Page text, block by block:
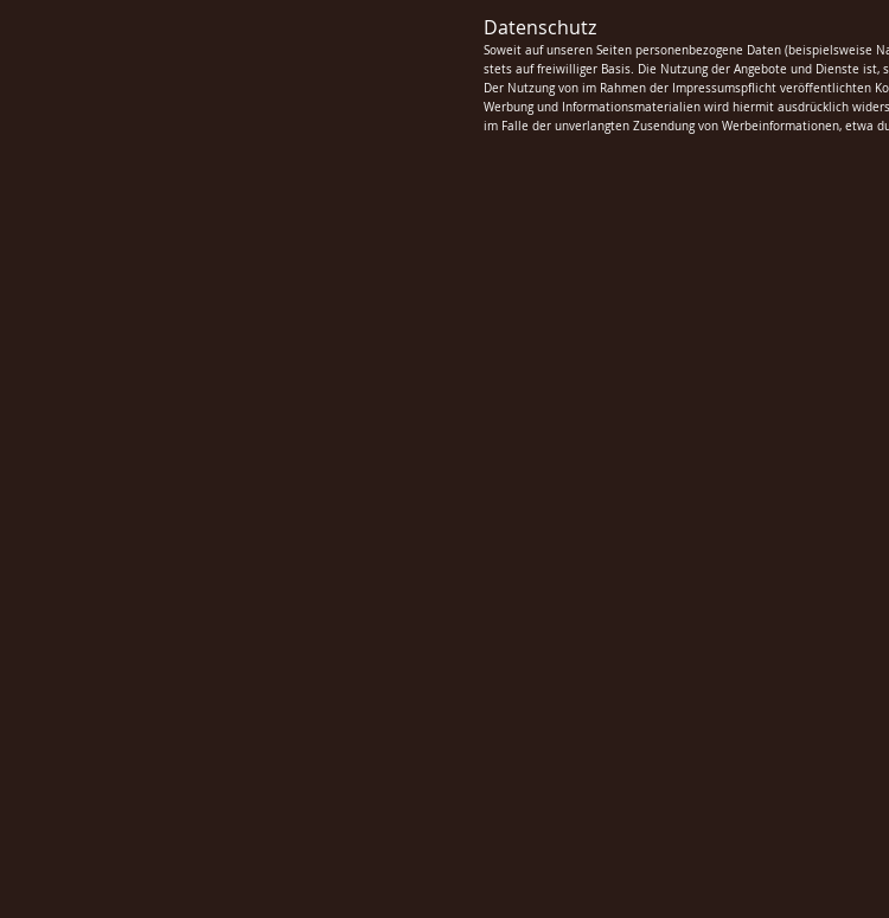
Datenschutz
Soweit auf unseren Seiten personenbezogene Daten (beispielsweise
stets auf freiwilliger Basis. Die Nutzung der Angebote und Dienste ist,
Der Nutzung von im Rahmen der Impressumspflicht veröffentlichten
Werbung und Informationsmaterialien wird hiermit ausdrücklich
im Falle der unverlangten Zusendung von Werbeinformationen, etwa